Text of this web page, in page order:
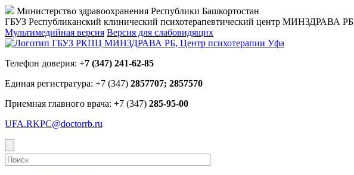
Министерство здравоохранения Республики Башкортостан
ГБУЗ Республиканский клинический психотерапевтический центр МИНЗДРАВА РБ
Мультимедийная версия Версия для слабовидящих
Телефон доверия: +7 (347) 241-62-85
Единая регистратура: +7 (347) 2857707; 2857570
Приемная главного врача: +7 (347) 285-95-00
UFA.RKPC@doctorrb.ru